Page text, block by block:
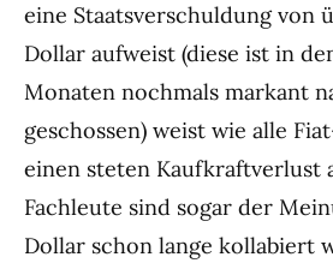
eine Staatsverschuldung von
Dollar aufweist (diese ist in
Monaten nochmals markant
geschossen) weist wie alle
einen steten Kaufkraftverlust
Fachleute sind sogar der
Dollar schon lange kollabiert